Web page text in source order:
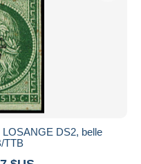
DS2, belle
TTB